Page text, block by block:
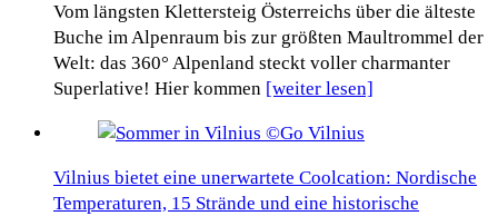
Vom längsten Klettersteig Österreichs über die älteste
Buche im Alpenraum bis zur größten Maultrommel der
Welt: das 360° Alpenland steckt voller charmanter
Superlative! Hier kommen [weiter lesen]
Vilnius bietet eine unerwartete Coolcation: Nordische
Temperaturen, 15 Strände und eine historische